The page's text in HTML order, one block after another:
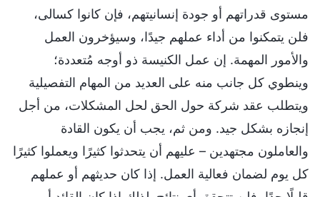
مستوى قدراتهم أو جودة إنسانيتهم، فإن كانوا كسالى،
فلن يتمكنوا من أداء عملهم جيدًا، وسيؤخرون العمل
والأمور المهمة. إن عمل الكنيسة ذو أوجه مُتعددة؛
وينطوي كل جانب منه على العديد من المهام التفصيلية
ويتطلب عقد شركة حول الحق لحل المشكلات، من أجل
إنجازه بشكل جيد. ومن ثم، يجب أن يكون القادة
والعاملون مجتهدين – عليهم أن يتحدثوا كثيرًا ويعملوا كثيرًا
كل يوم لضمان فعالية العمل. إذا كان حديثهم أو عملهم